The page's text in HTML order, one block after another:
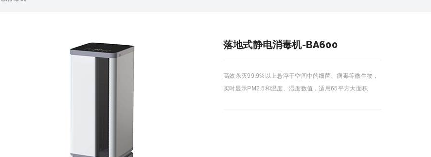
落地式静电消毒机-BA600
高效杀灭99.9%以上悬浮于空间中的细菌、病毒等微生物，
实时显示PM2.5和温度、湿度数值，适用65平方大面积